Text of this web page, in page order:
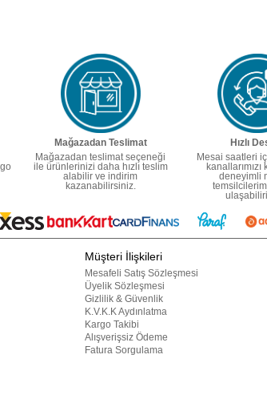
Mağazadan Teslimat
Mağazadan teslimat seçeneği
ile ürünlerinizi daha hızlı teslim
alabilir ve indirim
kazanabilirsiniz.
Hızlı
Mesai saatleri
deneyimli
Müşteri İlişkileri
Mesafeli Satış Sözleşmesi
Üyelik Sözleşmesi
Gizlilik & Güvenlik
K.V.K.K Aydınlatma
Kargo Takibi
Alışverişsiz Ödeme
Fatura Sorgulama